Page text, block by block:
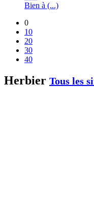
Bien à (...)
0
10
20
30
40
Herbier Tous les